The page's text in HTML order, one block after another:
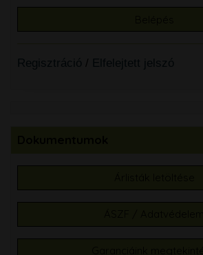
Regisztráció / Elfelejtett jelszó